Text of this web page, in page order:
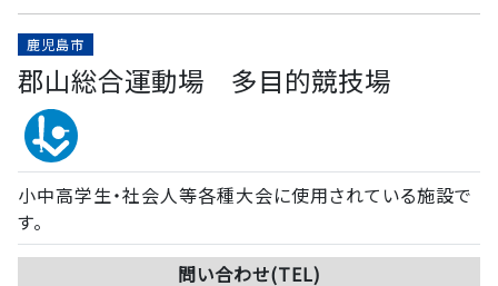
鹿児島市
郡山総合運動場 多目的競技場
小中高学生・社会人等各種大会に使用されている施設で
す。
問い合わせ(TEL)